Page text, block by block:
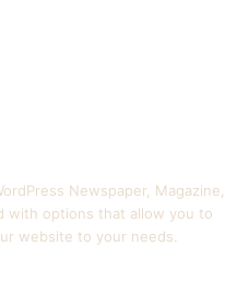
Newspaper, Magazine,
with options that allow you to
website to your needs.